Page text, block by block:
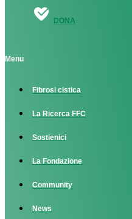
DONA
Menu
Fibrosi cistica
La Ricerca FFC
Sostienici
La Fondazione
Community
News